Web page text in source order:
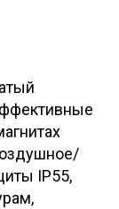
IP55,